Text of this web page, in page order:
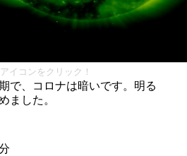
イコンをクリック！
で、コロナは暗いです。明る
ました。